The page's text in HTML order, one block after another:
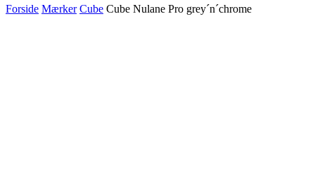
Forside Mærker Cube Cube Nulane Pro grey´n´chrome